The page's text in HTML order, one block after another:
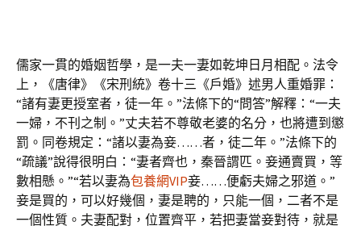
儒家一貫的婚姻哲學，是一夫一妻如乾坤日月相配。法令
上，《唐律》《宋刑統》卷十三《戶婚》述男人重婚罪：
“諸有妻更授室者，徒一年。”法條下的“問答”解釋：“一夫
一婦，不刊之制。”丈夫若不尊敬老婆的名分，也將遭到懲
罰。同卷規定：“諸以妻為妾……者，徒二年。”法條下的
“疏議”說得很明白：“妻者齊也，秦晉謂匹。妾通賣買，等
數相懸。”“若以妻為包養網VIP妾……便虧夫婦之邪道。”
妾是買的，可以好幾個，妻是聘的，只能一個，二者不是
一個性質。夫妻配對，位置齊平，若把妻當妾對待，就是